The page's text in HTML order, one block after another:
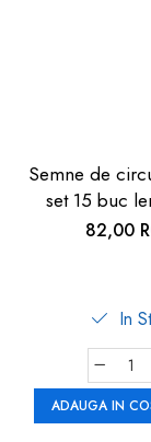
Semne de
set 15 buc
82,00
In
ADAUGA IN